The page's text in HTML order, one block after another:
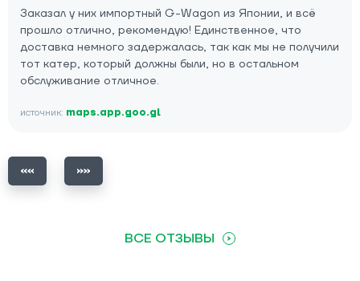
Заказал у них импортный G-Wagon из Японии, и всё
прошло отлично, рекомендую! Единственное, что
доставка немного задержалась, так как мы не получили
тот катер, который должны были, но в остальном
обслуживание отличное.
источник: maps.app.goo.gl
ВСЕ ОТЗЫВЫ